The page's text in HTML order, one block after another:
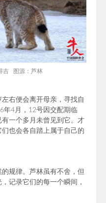
吉 图源：芦林
右便会离开母亲，寻找自
年4月，12号因交配期临
一个多月未曾见到它。才
也会各自踏上属于自己的
规律。芦林虽有不舍，但
记录它们的每一个瞬间，